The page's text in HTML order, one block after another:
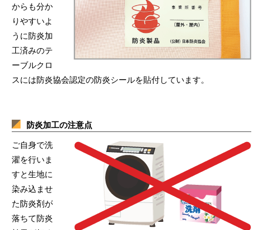
からも分か
りやすいよ
うに防炎加
工済みのテ
ーブルクロ
スには防炎協会認定の防炎シールを貼付しています。
防炎加工の注意点
ご自身で洗
濯を行いま
すと生地に
染み込ませ
た防炎剤が
落ちて防炎